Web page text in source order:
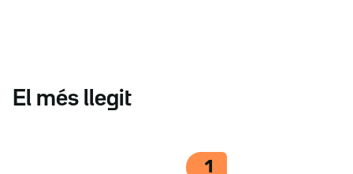
El més llegit
1